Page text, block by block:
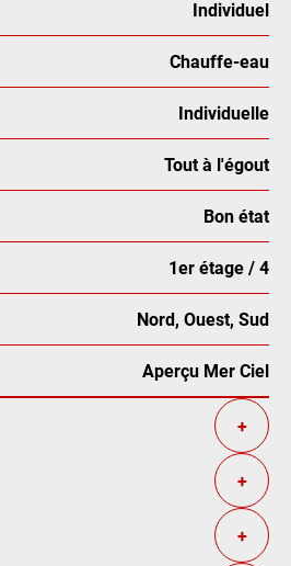
Individuel
Chauffe-eau
Individuelle
Tout à l'égout
Bon état
1er étage / 4
Nord, Ouest, Sud
Aperçu Mer Ciel
+
+
+